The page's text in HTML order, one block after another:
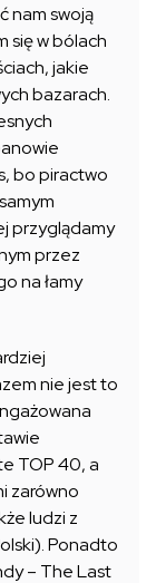
nam swoją
się w bólach
jakie
bazarach.
bo piractwo
przyglądamy
przez
na łamy
nie jest to
TOP 40, a
zarówno
ludzi z
Ponadto
– The Last